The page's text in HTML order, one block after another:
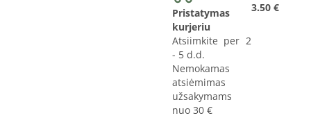
Pristatymas
kurjeriu
Atsiimkite per 2
- 5 d.d.
Nemokamas
atsiėmimas
užsakymams
nuo 30 €
3.50 €